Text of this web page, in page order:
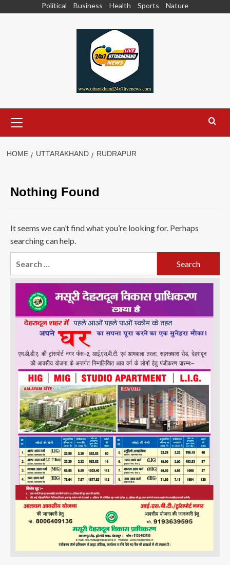
Political Business Health Sports Nature
Menu
HOME UTTARAKHAND RUDRAPUR
Nothing Found
It seems we can’t find what you’re looking for. Perhaps
searching can help.